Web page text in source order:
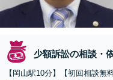
少額訴訟の相談・
【岡山駅10分】【初回相談